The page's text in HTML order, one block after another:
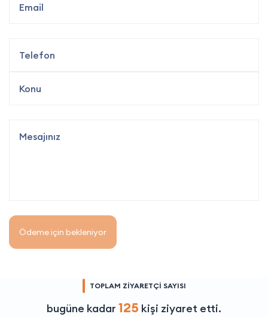
Ödeme için bekleniyor
TOPLAM ZİYARETÇİ SAYISI
bugüne kadar 125 kişi ziyaret etti.